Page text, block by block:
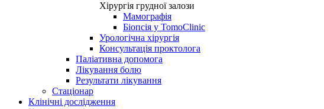
Хірургія грудної залози
Мамографія
Біопсія у TomoClinic
Урологічна хірургія
Консультація проктолога
Паліативна допомога
Лікування болю
Результати лікування
Стаціонар
Клінічні дослідження